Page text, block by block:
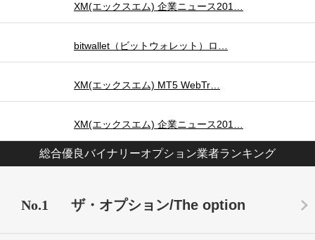
XM(エックスエム) 企業ニュース201…
bitwallet（ビットウォレット）ロ…
XM(エックスエム) MT5 WebTr…
XM(エックスエム) 企業ニュース201…
総合優良バイナリーオプション業者ランキング
No.1 ザ・オプション/The option